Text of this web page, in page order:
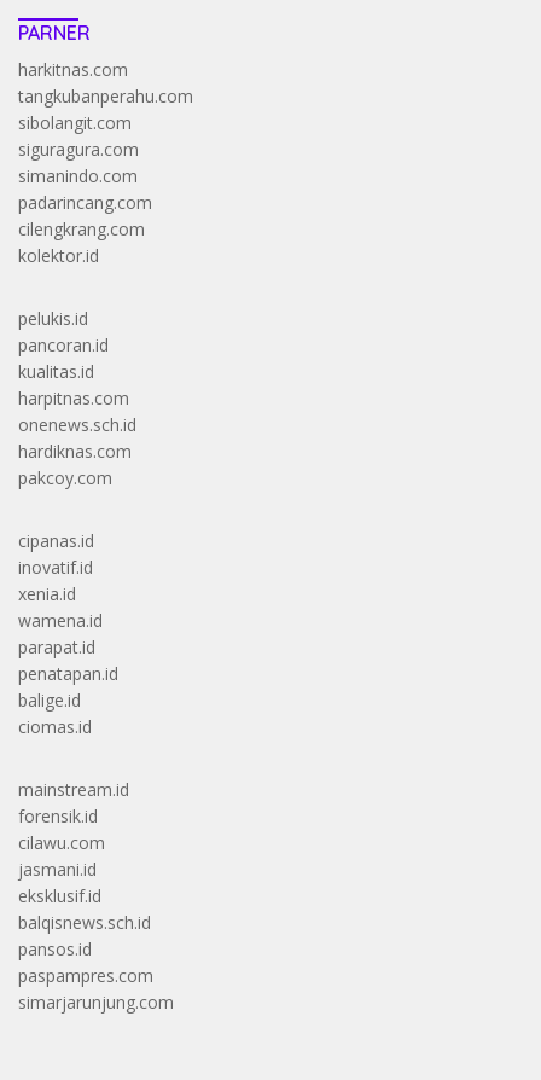
PARNER
harkitnas.com
tangkubanperahu.com
sibolangit.com
siguragura.com
simanindo.com
padarincang.com
cilengkrang.com
kolektor.id
pelukis.id
pancoran.id
kualitas.id
harpitnas.com
onenews.sch.id
hardiknas.com
pakcoy.com
cipanas.id
inovatif.id
xenia.id
wamena.id
parapat.id
penatapan.id
balige.id
ciomas.id
mainstream.id
forensik.id
cilawu.com
jasmani.id
eksklusif.id
balqisnews.sch.id
pansos.id
paspampres.com
simarjarunjung.com